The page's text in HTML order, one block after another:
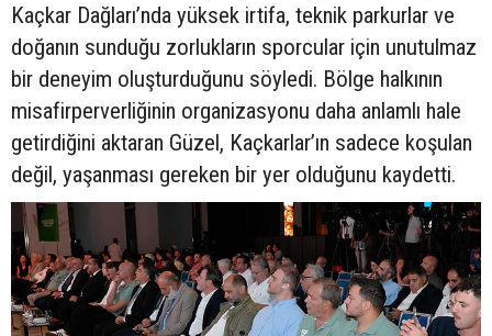
Kaçkar Dağları’nda yüksek irtifa, teknik parkurlar ve
doğanın sunduğu zorlukların sporcular için unutulmaz
bir deneyim oluşturduğunu söyledi. Bölge halkının
misafirperverliğinin organizasyonu daha anlamlı hale
getirdiğini aktaran Güzel, Kaçkarlar’ın sadece koşulan
değil, yaşanması gereken bir yer olduğunu kaydetti.